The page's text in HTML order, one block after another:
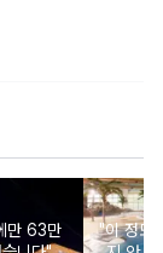
만 63만
"이 정도